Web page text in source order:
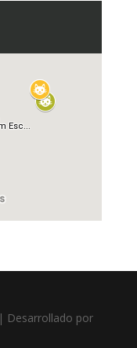
| Desarrollado por